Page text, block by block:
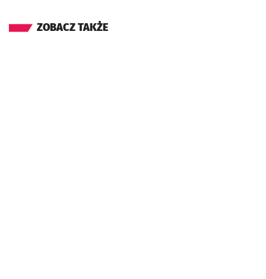
ZOBACZ TAKŻE